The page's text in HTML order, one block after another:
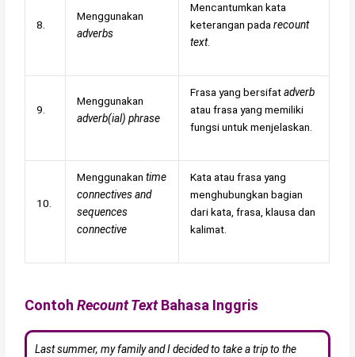
8.
Menggunakan
adverbs
Mencantumkan kata
keterangan padarecount
text.
9.
Menggunakan
adverb(ial) phrase
Frasa yang bersifatadverb
atau frasa yang memiliki
fungsi untuk menjelaskan.
10.
Menggunakan time
connectives and
sequences
connective
Kata atau frasa yang
menghubungkan bagian
dari kata, frasa, klausa dan
kalimat.
ContohRecount TextBahasa Inggris
Last summer, my family and I decided to take a trip to the